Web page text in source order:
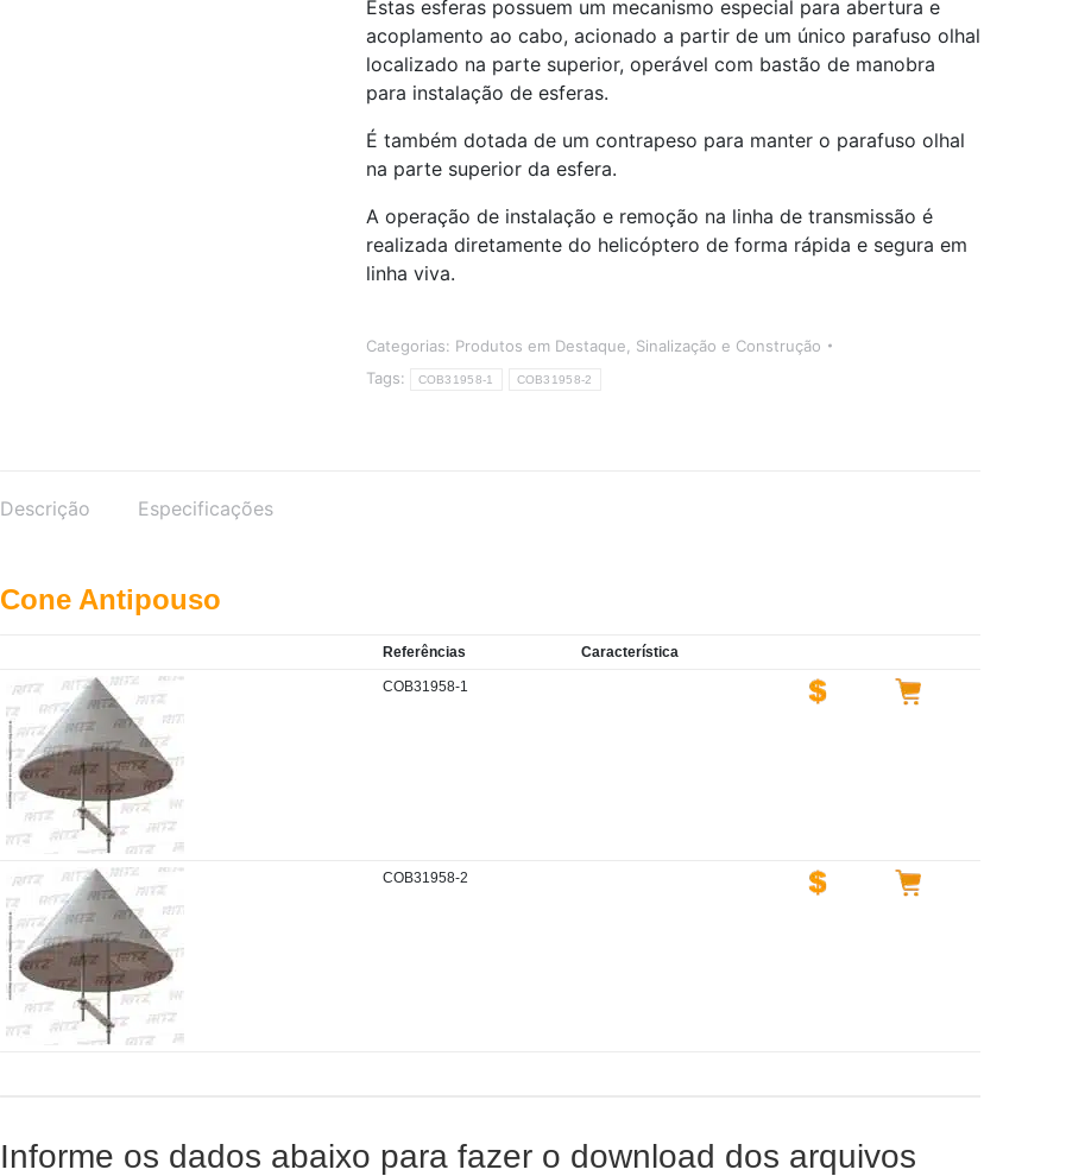
Estas esferas possuem um mecanismo especial para abertura e
acoplamento ao cabo, acionado a partir de um único parafuso olhal
localizado na parte superior, operável com bastão de manobra
para instalação de esferas.
É também dotada de um contrapeso para manter o parafuso olhal
na parte superior da esfera.
A operação de instalação e remoção na linha de transmissão é
realizada diretamente do helicóptero de forma rápida e segura em
linha viva.
Categorias: Produtos em Destaque
Sinalização e Construção
Tags:
COB31958-1 COB31958-2
Descrição Especificações
Cone Antipouso
Referências Característica
COB31958-1
COB31958-2
Informe os dados abaixo para fazer o download dos arquivos